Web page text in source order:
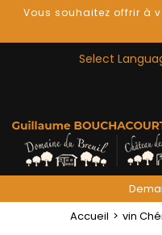
Vous souhaitez offrir à
Select
Accueil
vin